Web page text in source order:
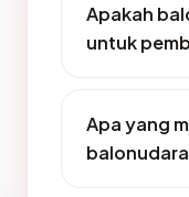
Apakah
untuk
Apa yang